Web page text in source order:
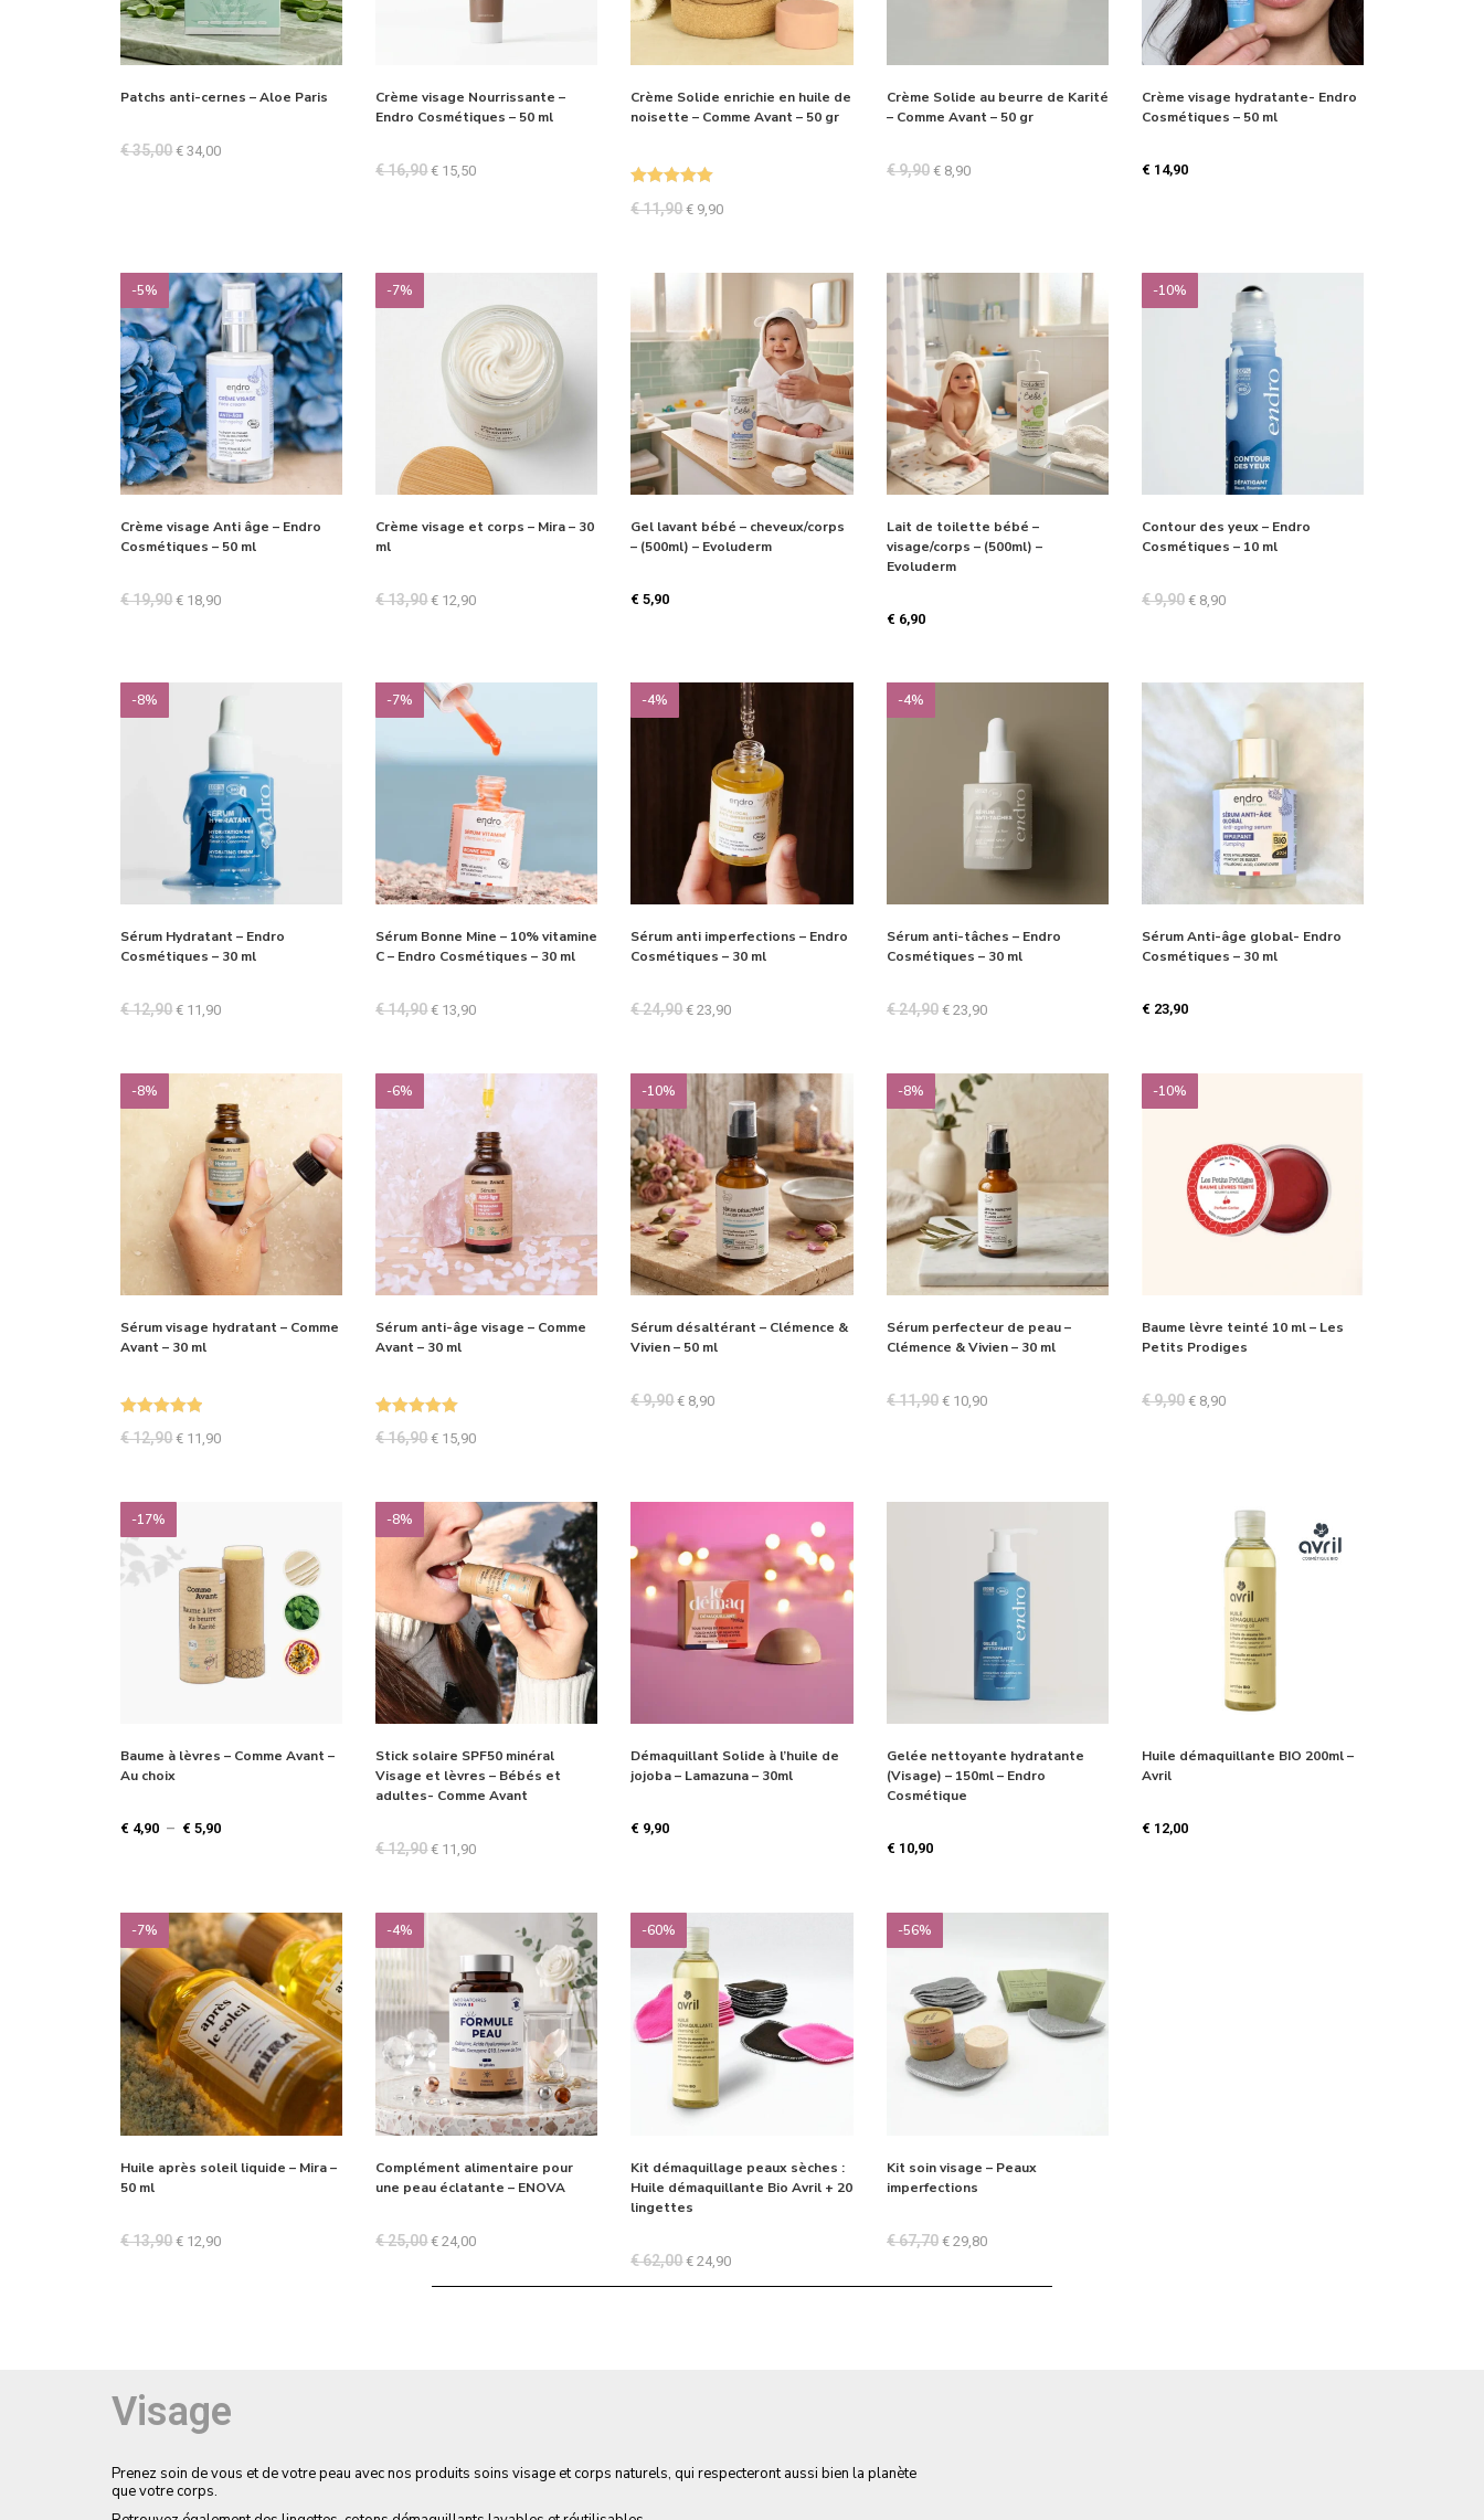
Patchs anti-cernes – Aloe Paris
€35,00 € 34,00
Crème visage Nourrissante –
Endro Cosmétiques – 50 ml
€16,90 € 15,50
Crème Solide enrichie en huile de
noisette – Comme Avant – 50 gr
sur 5
€11,90 € 9,90
Crème Solide au beurre de Karité
– Comme Avant – 50 gr
€9,90 €8,90
Crème visage hydratante- Endro
Cosmétiques – 50 ml
€ 14,90
-5%
Crème visage Anti âge – Endro
Cosmétiques – 50 ml
€19,90 € 18,90
-7%
Crème visage et corps – Mira – 30
ml
€13,90 € 12,90
Gel lavant bébé – cheveux/corps
– (500ml) – Evoluderm
€ 5,90
Lait de toilette bébé –
visage/corps – (500ml) –
Evoluderm
€ 6,90
-10%
Contour des yeux – Endro
Cosmétiques – 10 ml
€9,90 €8,90
-8%
Sérum Hydratant – Endro
Cosmétiques – 30 ml
€12,90 € 11,90
-7%
Sérum Bonne Mine – 10% vitamine
C – Endro Cosmétiques – 30 ml
€14,90 € 13,90
-4%
Sérum anti imperfections – Endro
Cosmétiques – 30 ml
€24,90 € 23,90
-4%
Sérum anti-tâches – Endro
Cosmétiques – 30 ml
€24,90 €23,90
Sérum Anti-âge global- Endro
Cosmétiques – 30 ml
€ 23,90
-8%
Sérum visage hydratant – Comme
Avant – 30 ml
€12,90 € 11,90
-6%
Sérum anti-âge visage – Comme
Avant – 30 ml
€16,90 € 15,90
-10%
Sérum désaltérant – Clémence &
Vivien – 50 ml
€9,90 € 8,90
-8%
Sérum perfecteur de peau –
Clémence & Vivien – 30 ml
€11,90 €10,90
-10%
Baume lèvre teinté 10 ml – Les
Petits Prodiges
€9,90 €8,90
-17%
Baume à lèvres – Comme Avant –
Au choix
€ 4,90 – € 5,90
-8%
Stick solaire SPF50 minéral
Visage et lèvres – Bébés et
adultes- Comme Avant
€12,90 € 11,90
Démaquillant Solide à l’huile de
jojoba – Lamazuna – 30ml
€ 9,90
Gelée nettoyante hydratante
(Visage) – 150ml – Endro
Cosmétique
€ 10,90
Huile démaquillante BIO 200ml –
Avril
€ 12,00
-7%
Huile après soleil liquide – Mira –
50 ml
€13,90 € 12,90
-4%
Complément alimentaire pour
une peau éclatante – ENOVA
€25,00 € 24,00
-60%
Kit démaquillage peaux sèches :
Huile démaquillante Bio Avril + 20
lingettes
€62,00 € 24,90
-56%
Kit soin visage – Peaux
imperfections
€67,70 €29,80
Visage
Prenez soin de vous et de votre peau avec nos produits soins visage et corps naturels, qui respecteront aussi bien la planète
que votre corps.